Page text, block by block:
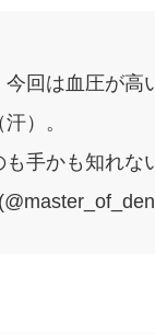
回は血圧が
）。
手かも知れな